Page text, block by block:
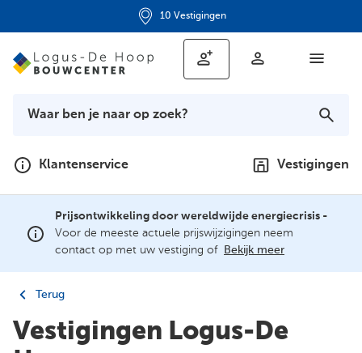
10 Vestigingen
Klantenservice Vestigingen
Prijsontwikkeling door wereldwijde energiecrisis -
Voor de meeste actuele prijswijzigingen neem
contact op met uw vestiging of
Bekijk meer
Terug
Vestigingen Logus-De